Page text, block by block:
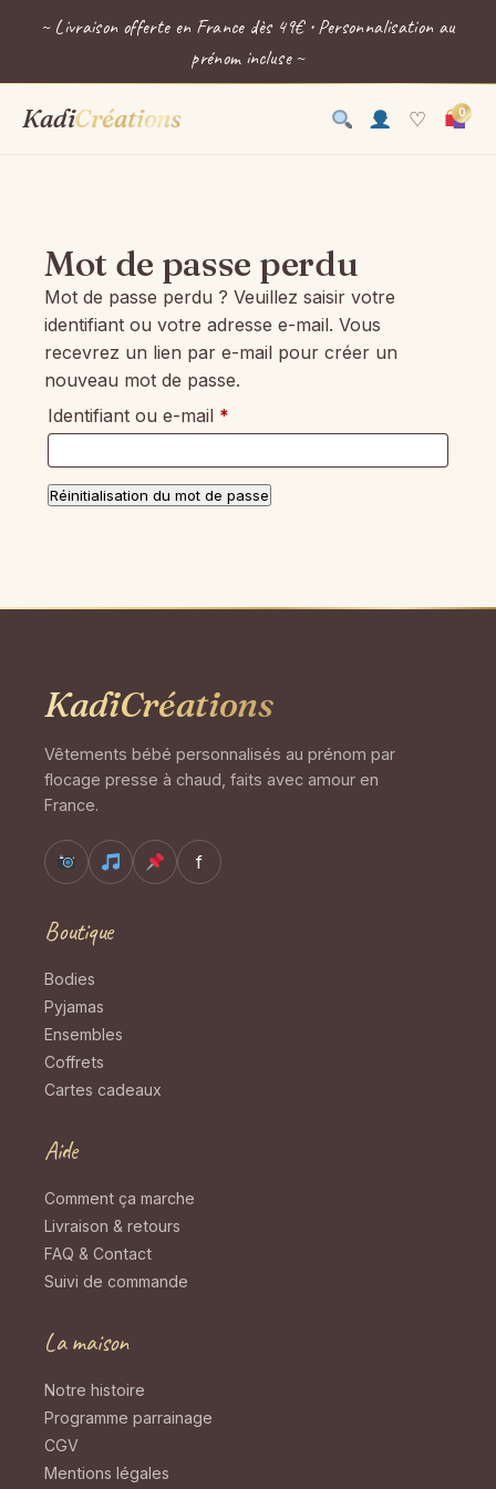
~ Livraison offerte en France dès 49€ • Personnalisation au
prénom incluse ~
KadiCréations ♡ 0
Mot de passe perdu
Mot de passe perdu ? Veuillez saisir votre
identifiant ou votre adresse e-mail. Vous
recevrez un lien par e-mail pour créer un
nouveau mot de passe.
Identifiant ou e-mail *
Réinitialisation du mot de passe
KadiCréations
Vêtements bébé personnalisés au prénom par
flocage presse à chaud, faits avec amour en
France.
f
Boutique
Bodies
Pyjamas
Ensembles
Coffrets
Cartes cadeaux
Aide
Comment ça marche
Livraison & retours
FAQ & Contact
Suivi de commande
La maison
Notre histoire
Programme parrainage
CGV
Mentions légales